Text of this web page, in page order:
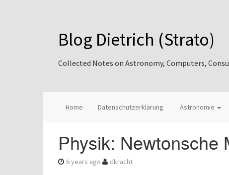
Blog Dietrich (Strato)
Collected Notes on Astronomy, Computers,
Home Datenschutzerklärung Astronomie
Physik: Newtonsche
6 years ago dkracht